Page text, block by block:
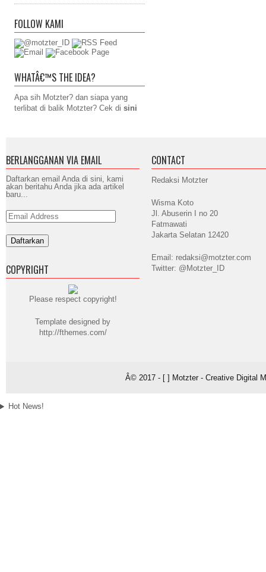
FOLLOW KAMI
WHATÂ€™S THE IDEA?
Apa sih Motzter? dan siapa yang
terlibat di balik Motzter? Cek di sini
BERLANGGANAN VIA EMAIL
Daftarkan email Anda di sini, kami
akan beritahu Anda jika ada artikel
baru...
Email
Address
COPYRIGHT
Please respect copyright!
Template designed by
http://fthemes.com/
CONTACT
Redaksi Motzter
Wisma Koto
Jl. Abuserin I no 20
Fatmawati
Jakarta Selatan 12420
Email: redaksi@motzter.com
Twitter: @Motzter_ID
Â© 2017 - [ ] Motzter - Creative Digital
Hot News!